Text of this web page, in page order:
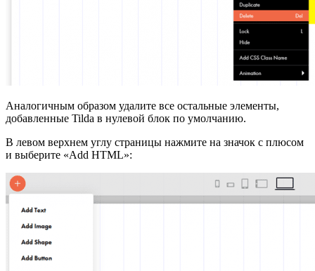
Аналогичным образом удалите все остальные элементы,
добавленные Tilda в нулевой блок по умолчанию.
В левом верхнем углу страницы нажмите на значок с плюсом
и выберите «Add HTML»: